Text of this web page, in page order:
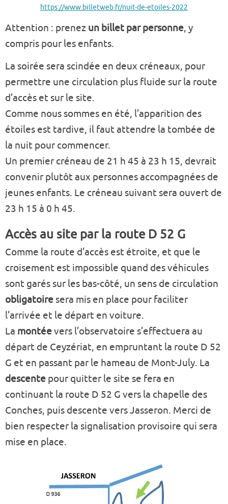
https://www.billetweb.fr/nuit-de-etoiles-2022
Attention : prenez un billet par personne, y
compris pour les enfants.
La soirée sera scindée en deux créneaux, pour
permettre une circulation plus fluide sur la route
d’accès et sur le site.
Comme nous sommes en été, l’apparition des
étoiles est tardive, il faut attendre la tombée de
la nuit pour commencer.
Un premier créneau de 21 h 45 à 23 h 15, devrait
convenir plutôt aux personnes accompagnées de
jeunes enfants. Le créneau suivant sera ouvert de
23 h 15 à 0 h 45.
Accès au site par la route D 52 G
Comme la route d’accès est étroite, et que le
croisement est impossible quand des véhicules
sont garés sur les bas-côté, un sens de circulation
obligatoire sera mis en place pour faciliter
l’arrivée et le départ en voiture.
La montéevers l’observatoire s’effectuera au
départ de Ceyzériat, en empruntant la route D 52
G et en passant par le hameau de Mont-July. La
descente pour quitter le site se fera en
continuant la route D 52 G vers la chapelle des
Conches, puis descente vers Jasseron. Merci de
bien respecter la signalisation provisoire qui sera
mise en place.